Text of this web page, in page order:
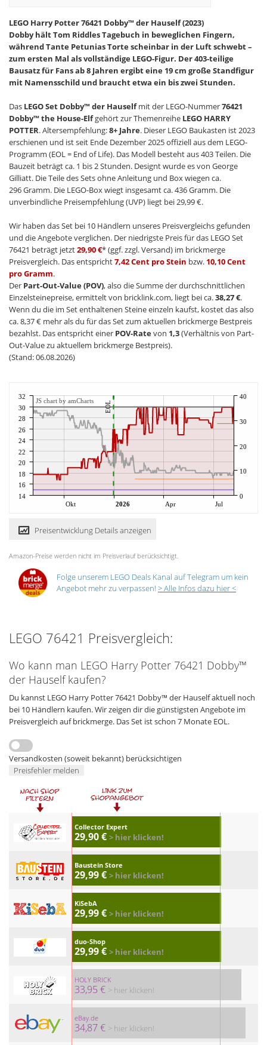
LEGO Harry Potter 76421 Dobby™ der Hauself (2023)
Dobby hält Tom Riddles Tagebuch in beweglichen Fingern,
während Tante Petunias Torte scheinbar in der Luft schwebt –
zum ersten Mal als vollständige LEGO-Figur. Der 403-teilige
Bausatz für Fans ab 8 Jahren ergibt eine 19 cm große Standfigur
mit Namensschild und braucht etwa ein bis zwei Stunden.
Das LEGO Set Dobby™ der Hauselfmit der LEGO-Nummer76421
Dobby™ the House-Elfgehört zur Themenreihe LEGO HARRY
POTTER. Altersempfehlung:8+ Jahre. Dieser LEGO Baukasten ist 2023
erschienen und ist seit Ende Dezember 2025 offiziell aus dem LEGO-
Programm (EOL = End of Life). Das Modell besteht aus 403 Teilen. Die
Bauzeit beträgt ca. 1 bis 2 Stunden. Designt wurde es von George
Gilliatt. Die Teile des Sets ohne Anleitung und Box wiegen ca.
296 Gramm. Die LEGO-Box wiegt insgesamt ca. 436 Gramm. Die
unverbindliche Preisempfehlung (UVP) liegt bei 29,99 €.
Wir haben das Set bei 10 Händlern unseres Preisvergleichs gefunden
und die Angebote verglichen. Der niedrigste Preis für das LEGO Set
76421 beträgt jetzt29,90 €* (ggf. zzgl. Versand) im brickmerge
Preisvergleich. Das entspricht7,42 Cent pro Stein bzw. 10,10 Cent
pro Gramm.
Der Part-Out-Value (POV), also die Summe der durchschnittlichen
Einzelsteinepreise, ermittelt von bricklink.com, liegt bei ca.38,27 €.
Wenn du die im Set enthaltenen Steine einzeln kaufst, kostet das also
ca. 8,37 € mehr als du für das Set zum aktuellen brickmerge Bestpreis
bezahlst. Das entspricht einer POV-Ratevon 1,3(Verhältnis von Part-
Out-Value zu aktuellem brickmerge Bestpreis).
(Stand: 06.08.2026)
Okt 2026 Apr Jul
EOL
14
16
18
20
22
24
26
28
30
32
0
10
20
30
40
JS chart by amCharts
Preisentwicklung Details anzeigen
Amazon-Preise werden nicht im Preisverlauf berücksichtigt.
Folge unserem LEGO Deals Kanal auf Telegram um kein
Angebot mehr zu verpassen! > Alle Infos dazu hier <
LEGO 76421 Preisvergleich:
Wo kann man LEGO Harry Potter 76421 Dobby™
der Hauself kaufen?
Du kannst LEGO Harry Potter 76421 Dobby™ der Hauself aktuell noch
bei 10 Händlern kaufen. Wir zeigen dir die günstigsten Angebote im
Preisvergleich auf brickmerge. Das Set ist schon 7 Monate EOL.
Versandkosten (soweit bekannt) berücksichtigen
Preisfehler melden
Collector Expert
29,90 € > hier klicken!
Baustein Store
29,99 € > hier klicken!
KiSebA
29,99 € > hier klicken!
duo-Shop
29,99 € > hier klicken!
HOLY BRICK
33,95 € > hier klicken!
eBay.de
34,87 € > hier klicken!